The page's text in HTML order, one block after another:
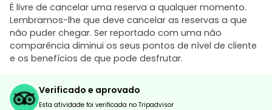
de
estiveres a
perder este
É livre de cancelar uma reserva a qualquer momento.
Lembramos-lhe que deve cancelar as reservas a que
não puder chegar. Ser reportado com uma não
comparência diminui os seus pontos de nível de cliente
e os benefícios de que pode desfrutar.
Verificado e aprovado
Esta atividade foi verificada no Tripadvisor